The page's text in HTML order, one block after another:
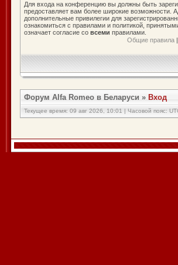
Для входа на конференцию вы должны быть
предоставляет вам более широкие возможности.
дополнительные привилегии для
ознакомиться с правилами и политикой,
означает согласие со всеми правилами.
Общие правила|
Форум Alfa Romeo в Беларуси » Вход
Текущее время: 09 авг 2026, 10:01 | Часовой пояс: